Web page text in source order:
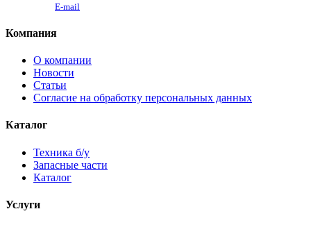
E-mail
Компания
О компании
Новости
Статьи
Согласие на обработку персональных данных
Каталог
Техника б/у
Запасные части
Каталог
Услуги